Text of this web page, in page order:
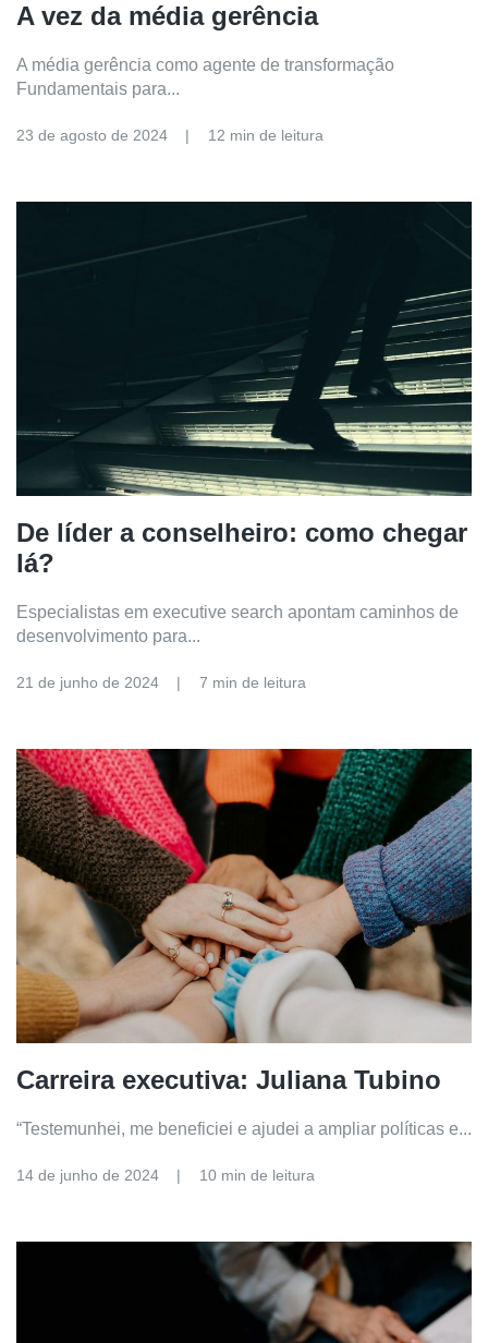
A vez da média gerência
A média gerência como agente de transformação
Fundamentais para...
23 de agosto de 2024 12 min de leitura
De líder a conselheiro: como chegar
lá?
Especialistas em executive search apontam caminhos de
desenvolvimento para...
21 de junho de 2024 7 min de leitura
Carreira executiva: Juliana Tubino
“Testemunhei, me beneficiei e ajudei a ampliar políticas e...
14 de junho de 2024 10 min de leitura